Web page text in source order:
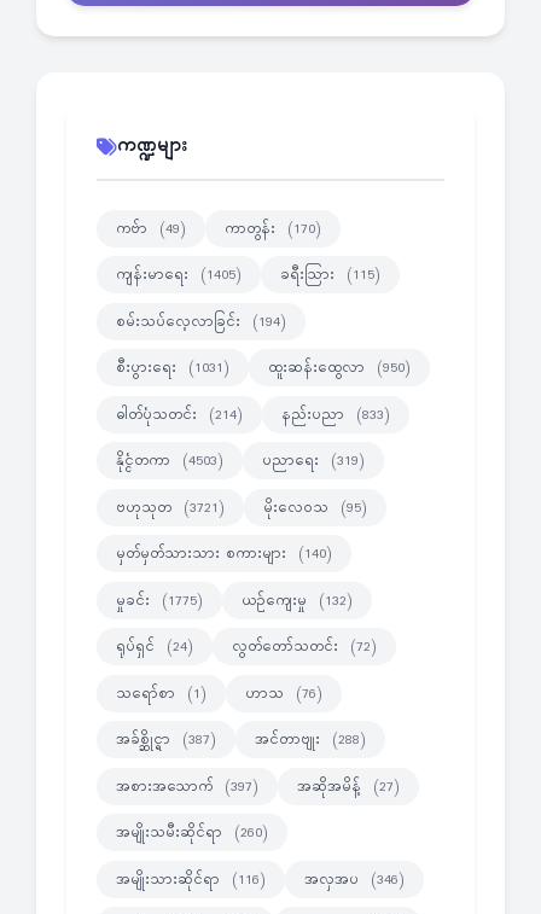
ကဏ္ဍများ
ကဗ်ာ (49) ကာတွန်း (170)
ကျန်းမာရေး (1405) ခရီးသြား (115)
စမ်းသပ်လေ့လာခြင်း (194)
စီးပွားရေး (1031) ထူးဆန်းထွေလာ (950)
ဓါတ်ပုံသတင်း (214) နည်းပညာ (833)
နိုင္ငံတကာ (4503) ပညာရေး (319)
ဗဟုသုတ (3721) မိုးလေဝသ (95)
မှတ်မှတ်သားသား စကားများ (140)
မှုခင်း (1775) ယဉ်ကျေးမှု (132)
ရုပ်ရှင် (24) လွတ်တော်သတင်း (72)
သရော်စာ (1) ဟာသ (76)
အခ်စ္ဆိုင္ရာ (387) အင်တာဗျုး (288)
အစားအသောက် (397) အဆိုအမိန့် (27)
အမျိုးသမီးဆိုင်ရာ (260)
အမျိုးသားဆိုင်ရာ (116) အလှအပ (346)